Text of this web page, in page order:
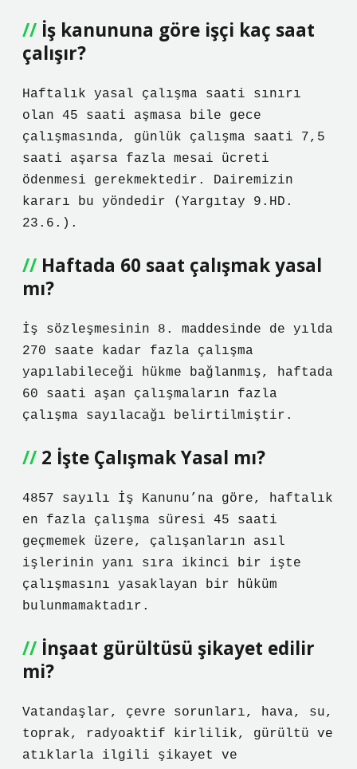
İş kanununa göre işçi kaç saat
çalışır?
Haftalık yasal çalışma saati sınırı
olan 45 saati aşmasa bile gece
çalışmasında, günlük çalışma saati 7,5
saati aşarsa fazla mesai ücreti
ödenmesi gerekmektedir. Dairemizin
kararı bu yöndedir (Yargıtay 9.HD.
23.6.).
Haftada 60 saat çalışmak yasal
mı?
İş sözleşmesinin 8. maddesinde de yılda
270 saate kadar fazla çalışma
yapılabileceği hükme bağlanmış, haftada
60 saati aşan çalışmaların fazla
çalışma sayılacağı belirtilmiştir.
2 İşte Çalışmak Yasal mı?
4857 sayılı İş Kanunu’na göre, haftalık
en fazla çalışma süresi 45 saati
geçmemek üzere, çalışanların asıl
işlerinin yanı sıra ikinci bir işte
çalışmasını yasaklayan bir hüküm
bulunmamaktadır.
İnşaat gürültüsü şikayet edilir
mi?
Vatandaşlar, çevre sorunları, hava, su,
toprak, radyoaktif kirlilik, gürültü ve
atıklarla ilgili şikayet ve